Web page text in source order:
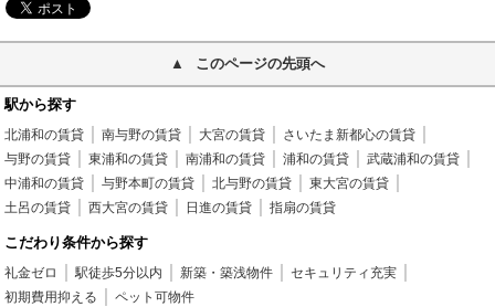
このページの先頭へ
駅から探す
北浦和の賃貸 南与野の賃貸 大宮の賃貸
さいたま新都心の賃貸
与野の賃貸
東浦和の賃貸 南浦和の賃貸 浦和の賃貸
武蔵浦和の賃貸
中浦和の賃貸
与野本町の賃貸 北与野の賃貸
東大宮の賃貸
土呂の賃貸
西大宮の賃貸 日進の賃貸 指扇の賃貸
こだわり条件から探す
礼金ゼロ 駅徒歩5分以内 新築・築浅物件
セキュリティ充実
初期費用抑える
ペット可物件